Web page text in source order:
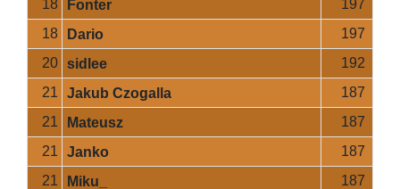
18
Fonter
197
18
Dario
197
20 sidlee
192
21
Jakub Czogalla
187
21
Mateusz
187
21
Janko
187
21
Miku_
187